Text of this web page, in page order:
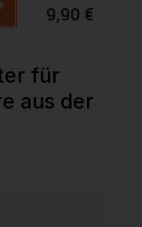
9,90 €
für
aus der